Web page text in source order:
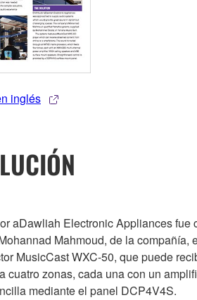
inglés
aDawliah Electronic Appliances
Mahmoud, de la compañía,
MusicCast WXC-50, que puede
cuatro zonas, cada una con un
mediante el panel DCP4V4S.